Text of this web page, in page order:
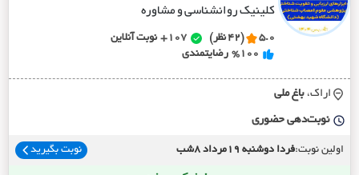
کلینیک روانشناسی و مشاوره
5.0 (42 نظر) 107+
نوبت آنلاین
%100 رضایتمندی
اراک، باغ ملي
نوبت‌دهی حضوری
اولین نوبت:فردا دوشنبه 19مرداد 8شب نوبت بگیرید